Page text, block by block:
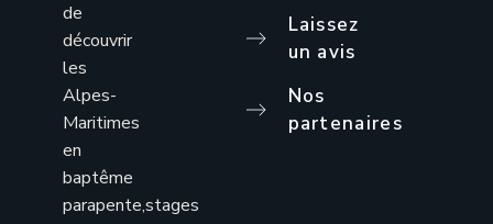
de
découvrir
les
Alpes-
Maritimes
en
baptême
parapente,stages
Laissez
un avis
Nos
partenaires